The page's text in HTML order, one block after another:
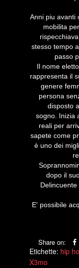
Anni piu avanti
mobilita
stesso tempo
passo
Il nome
rappresenta il
genere
persona
disposto
sogno. Inizia
reali per
sapete come
è uno dei
dopo il
E' possibile
Share on:
Etichette: hip
X3mo